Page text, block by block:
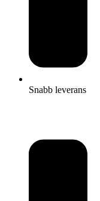
Snabb leverans